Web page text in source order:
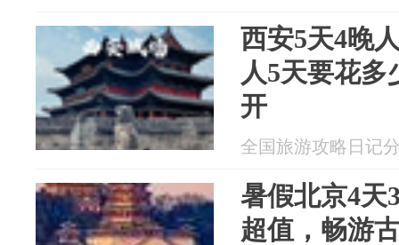
西安5天4晚
人5天要花
开
全国旅游攻略日记
暑假北京4天
超值，畅游